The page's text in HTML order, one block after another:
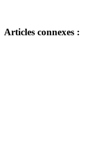
Articles connexes :